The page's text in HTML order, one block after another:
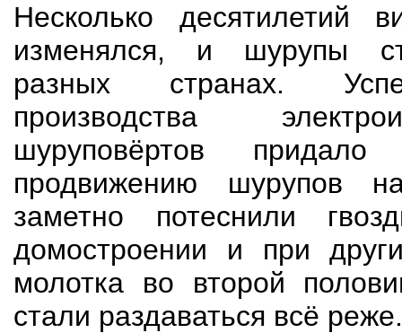
Несколько десятилетий
изменялся, и шурупы
разных странах.
производства
шуруповёртов
продвижению шурупов
заметно потеснили
домостроении и при
молотка во второй
стали раздаваться всё реже.